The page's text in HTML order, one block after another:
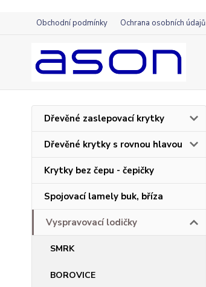
Obchodní podmínky Ochrana osobních údajů
Dřevěné zaslepovací krytky
Dřevěné krytky s rovnou hlavou
Krytky bez čepu - čepičky
Spojovací lamely buk, bříza
Vyspravovací lodičky
SMRK
BOROVICE